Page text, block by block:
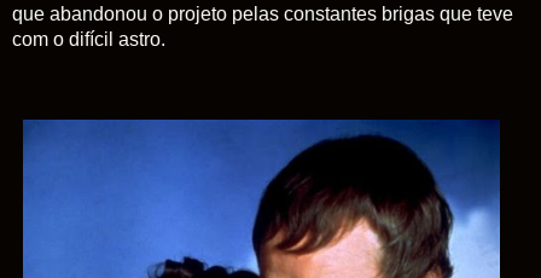
que abandonou o projeto pelas constantes brigas que teve
com o difícil astro.